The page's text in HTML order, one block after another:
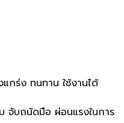
กร่ง ทนทาน ใช้งานได้
จับถนัดมือ ผ่อนแรงในการ